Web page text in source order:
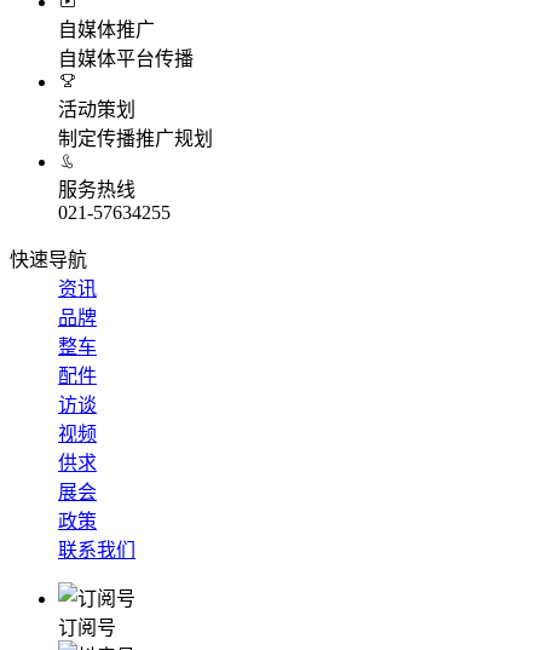
自媒体推广
自媒体平台传播
活动策划
制定传播推广规划
服务热线
021-57634255
快速导航
资讯
品牌
整车
配件
访谈
视频
供求
展会
政策
联系我们
订阅号